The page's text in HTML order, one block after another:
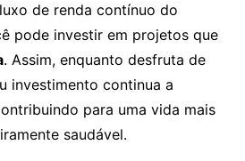
de renda contínuo do
pode investir em projetos que
. Assim, enquanto desfruta de
investimento continua a
para uma vida mais
saudável.